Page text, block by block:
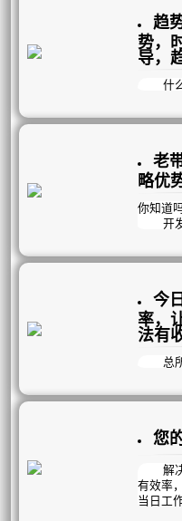
趋
势，
导，
什么
规律为
为了便
况，曦
的方式
导，趋
图，购
老
略优
你知道吗
开发
后更大
消费股
字取得
朋友，
宣传话
今
率，
法有
总所
提升顾
企业良
并将
让每个
候该做
您
解决
有效率
当日工